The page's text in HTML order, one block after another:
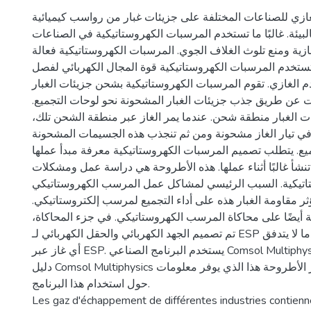
للصناعات المختلفة على جزيئات غبار من رواسب كيميائية
غالبًا ما تستخدم المرسبات الكهروستاتيكية في الصناعات
ومنع تلوث الغلاف الجوي. المرسبات الكهروستاتيكية فعالة
المرسبات الكهروستاتيكية قوة المجال الكهربائي لفصل
الغازي. تقوم المرسبات الكهروستاتيكية بشحن جزيئات الغبار
عن طريق جذب جزيئات الغبار المشحونة نحو لوحات التجميع.
الغبار منطقة شحن. عندما يمر الغاز عبر منطقة الشحن تلك،
في تيار الغاز مشحونة ومن ثم تنجذب هذه الجسيمات المشحونة
يتطلب تصميم المرسبات الكهروستاتيكية معرفة مبدأ عملها
غالبًا أثناء عملها. هذه الأطروحة هي دراسة عمل ومشكلات
السبب الرئيسي لمشاكل عمل المرسب الكهروستاتيكي
مقاومة الغبار هذه على أداء التجميع لمرسب إلكتروستاتيكي.
أيضًا على محاكاة المرسب الكهروستاتيكي. في جزء المحاكاة،
تم تصميم الجهد الكهربائي والحقل الكهربائي لـ ESP في حالة مثالية، عندما لا يتدفق
أي غاز عبر ESP. يستخدم البرنامج الصناعي Comsol Multiphysics للمحاكاة. ويرد
دليل Comsol Multiphysics في جزء الثالث تقرير الأطروحة هذا الذي يوفر معلومات
حول استخدام هذا البرنامج.
Les gaz d'échappement de différentes industries